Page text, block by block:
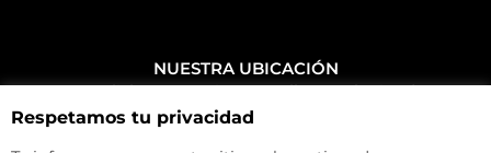
NUESTRA UBICACIÓN
Haz click aquí y mira como llegar a la tienda
CONTACTA CON NOSOTROS
+34 972 500 449
Respetamos tu privacidad